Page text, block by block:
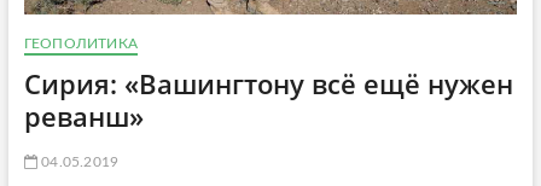
ГЕОПОЛИТИКА
Сирия: «Вашингтону всё ещё нужен
реванш»
04.05.2019